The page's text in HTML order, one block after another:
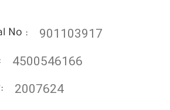
No : 901103917
4500546166
2007624